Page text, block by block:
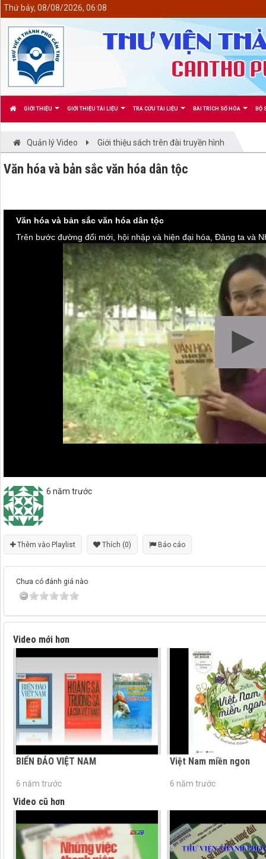
GIỚI THIỆU GIỚI THIỆU TÀI LIỆU TRA CỨU TÀI LIỆU BÀI TRÍCH SỐ HÓA BỘ
Thứ bảy, 08/08/2026, 06:08
Quản lý Video Giới thiệu sách trên đài truyền hình
Văn hóa và bản sắc văn hóa dân tộc
Văn hóa và bản sắc văn hóa dân tộc
6 năm trước
Thêm vào Playlist Thích (0) Báo cáo
Chưa có đánh giá nào
Video mới hơn
BIỂN ĐẢO VIỆT NAM
6 năm trước
Việt Nam miền ngon
6 năm trước
Video cũ hơn
<